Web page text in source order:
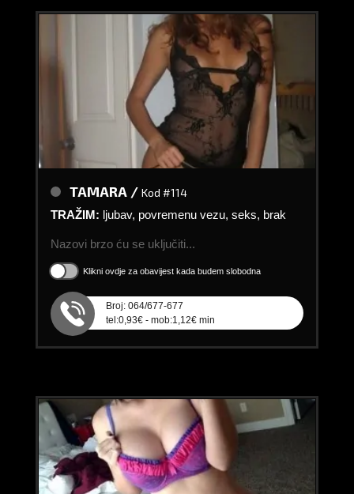
TAMARA / Kod #114
TRAŽIM: ljubav, povremenu vezu, seks, brak
Nazovi brzo ću se uključiti...
Klikni ovdje za obavijest kada budem slobodna
Broj: 064/677-677
tel:0,93€ - mob:1,12€ min